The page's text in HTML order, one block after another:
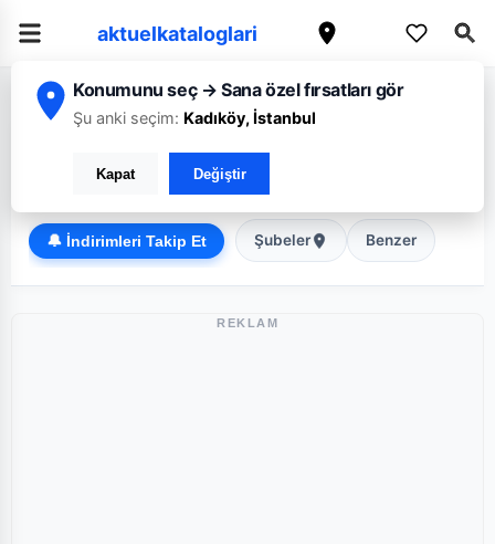
aktuelkataloglari
Konumunu seç → Sana özel fırsatları gör
Şu anki seçim: Kadıköy, İstanbul
Kapat Değiştir
Ana Sayfa/Kütahya /Migros
Süper Market
🔔 İndirimleri Takip Et Şubeler Benzer
REKLAM